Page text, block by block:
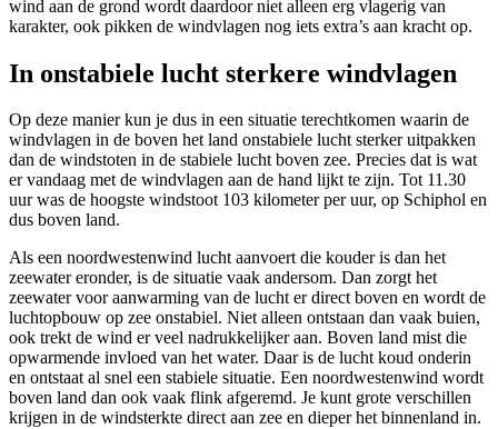
wind aan de grond wordt daardoor niet alleen erg vlagerig van
karakter, ook pikken de windvlagen nog iets extra’s aan kracht op.
In onstabiele lucht sterkere windvlagen
Op deze manier kun je dus in een situatie terechtkomen waarin de
windvlagen in de boven het land onstabiele lucht sterker uitpakken
dan de windstoten in de stabiele lucht boven zee. Precies dat is wat
er vandaag met de windvlagen aan de hand lijkt te zijn. Tot 11.30
uur was de hoogste windstoot 103 kilometer per uur, op Schiphol en
dus boven land.
Als een noordwestenwind lucht aanvoert die kouder is dan het
zeewater eronder, is de situatie vaak andersom. Dan zorgt het
zeewater voor aanwarming van de lucht er direct boven en wordt de
luchtopbouw op zee onstabiel. Niet alleen ontstaan dan vaak buien,
ook trekt de wind er veel nadrukkelijker aan. Boven land mist die
opwarmende invloed van het water. Daar is de lucht koud onderin
en ontstaat al snel een stabiele situatie. Een noordwestenwind wordt
boven land dan ook vaak flink afgeremd. Je kunt grote verschillen
krijgen in de windsterkte direct aan zee en dieper het binnenland in.